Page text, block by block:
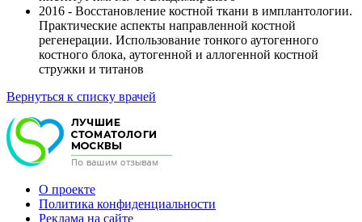
2016 - Восстановление костной ткани в имплантологии.
Практические аспекты направленной костной
регенерации. Использование тонкого аутогенного
костного блока, аутогенной и аллогенной костной
стружки и титанов
Вернуться к списку врачей
О проекте
Политика конфиденциальности
Реклама на сайте